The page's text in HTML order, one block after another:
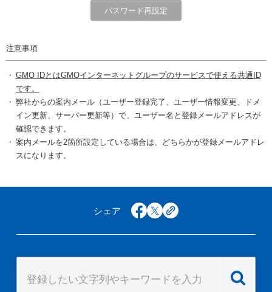
注意事項
GMO IDとはGMOインターネットグループのサービスで使える共通ID
です。
弊社からの案内メール（ユーザー登録完了、ユーザー情報変更、ドメ
イン更新、サーバー更新等）で、ユーザー名と登録メールアドレスが
確認できます。
案内メールを2箇所設定している場合は、どちらかが登録メールアドレ
スになります。
シェア facebook
x copy